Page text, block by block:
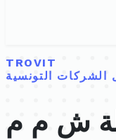
TROVIT
الشركات التونسية
ش م م